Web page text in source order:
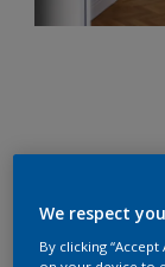
White
We respect
By clicking